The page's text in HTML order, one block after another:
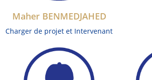
Maher BENMEDJAHED
Charger de projet et Intervenant